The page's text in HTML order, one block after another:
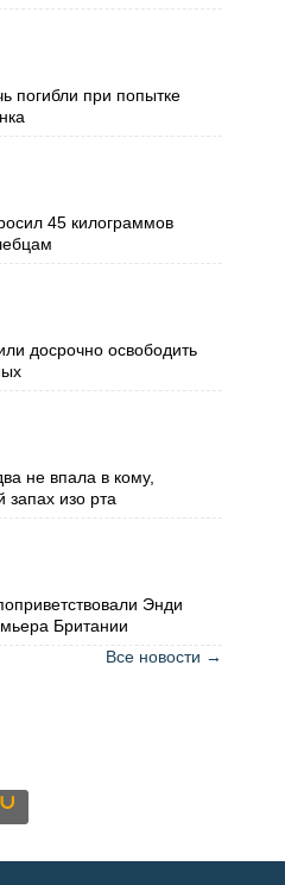
погибли при попытке
45 килограммов
досрочно освободить
не впала в кому,
запах изо рта
Энди
Британии
Все новости →